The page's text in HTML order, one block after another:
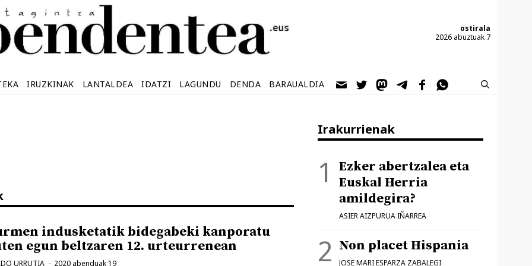
ostirala
2026 abuztuak 7
IRUZKINAK LANTALDEA IDATZI LAGUNDU DENDA BARAUALDIA
indusketatik bidegabeki kanporatu
egun beltzaren 12. urteurrenean
2020 abenduak 19
URRUTIA
Irakurrienak
Ezker abertzalea eta
Euskal Herria
amildegira?
ASIER AIZPURUA IÑARREA
Non placet Hispania
JOSE MARI ESPARZA ZABALEGI